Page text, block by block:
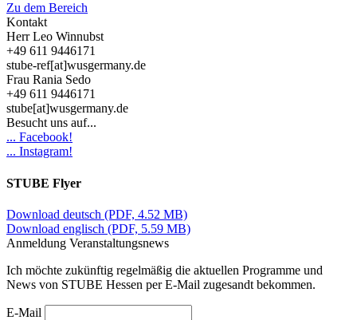
Zu dem Bereich
Kontakt
Herr Leo Winnubst
+49 611 9446171
stube-ref[at]wusgermany.de
Frau Rania Sedo
+49 611 9446171
stube[at]wusgermany.de
Besucht uns auf...
... Facebook!
... Instagram!
STUBE Flyer
Download deutsch (PDF, 4.52 MB)
Download englisch (PDF, 5.59 MB)
Anmeldung Veranstaltungsnews
Ich möchte zukünftig regelmäßig die aktuellen Programme und
News von STUBE Hessen per E-Mail zugesandt bekommen.
E-Mail